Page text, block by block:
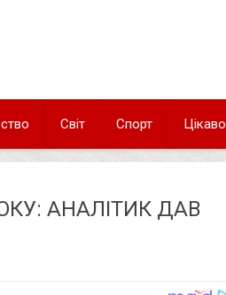
Світ Спорт Цікаво
АНАЛІТИК ДАВ